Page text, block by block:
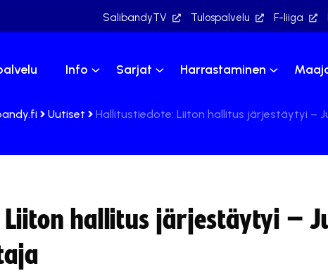
SalibandyTV Tulospalvelu F-liiga
Info Sarjat Harrastaminen
Uutiset Hallitustiedote: Liiton hallitus järjestäytyi –
hallitus järjestäytyi –